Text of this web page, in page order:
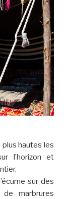
plus hautes les
l’horizon et
sur des
marbrures